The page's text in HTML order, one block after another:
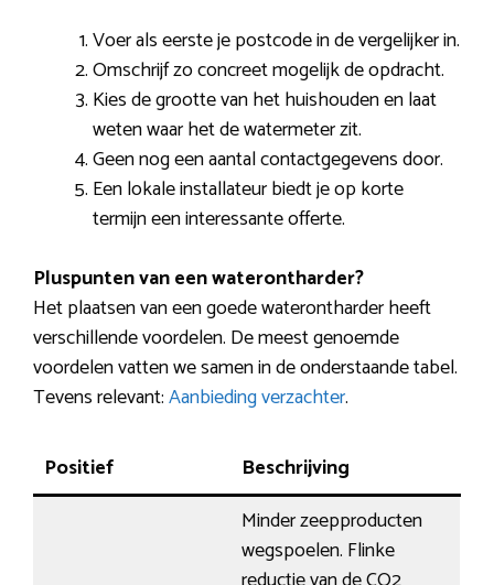
Voer als eerste je postcode in de vergelijker in.
Omschrijf zo concreet mogelijk de opdracht.
Kies de grootte van het huishouden en laat
weten waar het de watermeter zit.
Geen nog een aantal contactgegevens door.
Een lokale installateur biedt je op korte
termijn een interessante offerte.
Pluspunten van een waterontharder?
Het plaatsen van een goede waterontharder heeft
verschillende voordelen. De meest genoemde
voordelen vatten we samen in de onderstaande tabel.
Tevens relevant:Aanbieding verzachter.
Positief Beschrijving
Minder zeepproducten
wegspoelen. Flinke